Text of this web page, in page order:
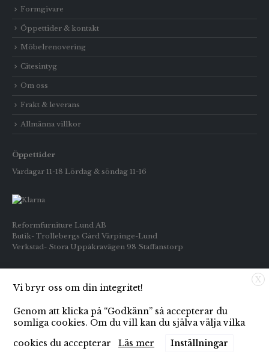
Formgivare
Öppettider & kontakt
Möbelrenovering
Citesintyg
Om oss
Frakt & leverans
Allmänna villkor
Öppettider
Vardagar 11-18 Lördag & söndag 11-16
Reformfurniture Lund AB
Butik- Trollebergs Gård Värpinge-Lund
Verkstad- Stora Uppåkravägen 98 Staffanstorp
Inköp : 0722-659133
E-post: info@reformfurniture.se
X
Vi bryr oss om din integritet!
Genom att klicka på “Godkänn” så accepterar du
somliga cookies. Om du vill kan du själva välja vilka
cookies du accepterar
Läs mer Inställningar